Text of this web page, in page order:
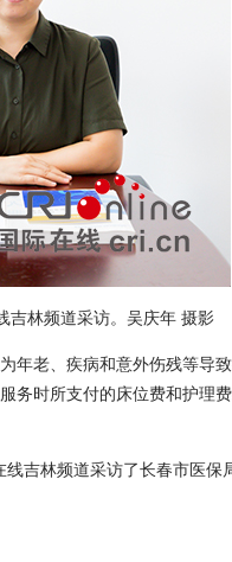
吉林频道采访。吴庆年 摄影
老、疾病和意外伤残等导
务时所支付的床位费和护理
吉林频道采访了长春市医保